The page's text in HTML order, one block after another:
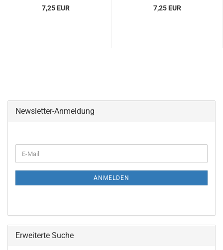
7,25 EUR 7,25 EUR
Newsletter-Anmeldung
ANMELDEN
Erweiterte Suche